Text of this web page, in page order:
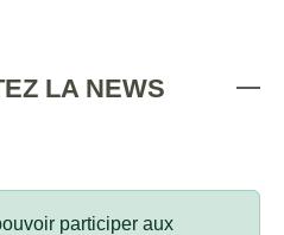
LA NEWS
participer aux